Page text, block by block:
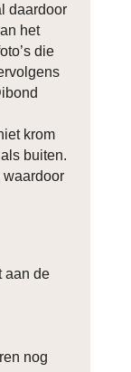
daardoor
het
die
krom
buiten.
waardoor
aan de
nog